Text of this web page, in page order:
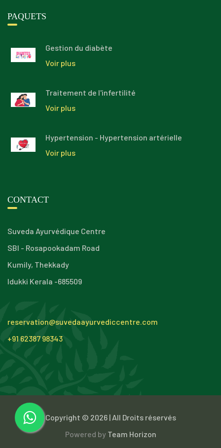
PAQUETS
Gestion du diabète
Voir plus
Traitement de l'infertilité
Voir plus
Hypertension - Hypertension artérielle
Voir plus
CONTACT
Suveda Ayurvédique Centre
SBI - Rosapookadam Road
Kumily, Thekkady
Idukki Kerala -685509
reservation@suvedaayurvediccentre.com
+91 62387 98343
Copyright © 2026 | All Droits réservés
Powered by Team Horizon